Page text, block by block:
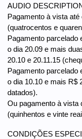
AUDIO
Pagamento à vista
(quatrocentos e
Pagamento parcelado
o dia 20.09 e mais
20.10 e 20.11.15
Pagamento parcelado
o dia 10.10 e mais R$
datados).
Ou pagamento à vista
(quinhentos e vinte
CONDIÇÕES